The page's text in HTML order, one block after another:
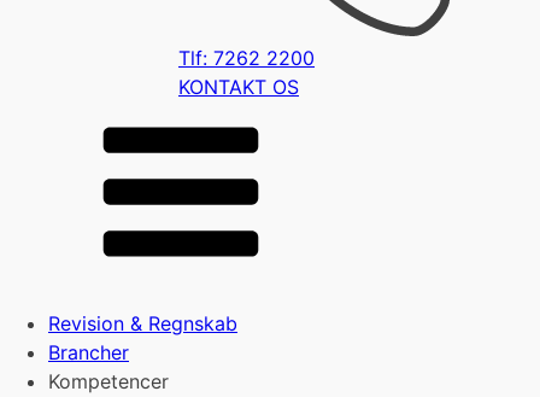
Tlf: 7262 2200
KONTAKT OS
Revision & Regnskab
Brancher
Kompetencer